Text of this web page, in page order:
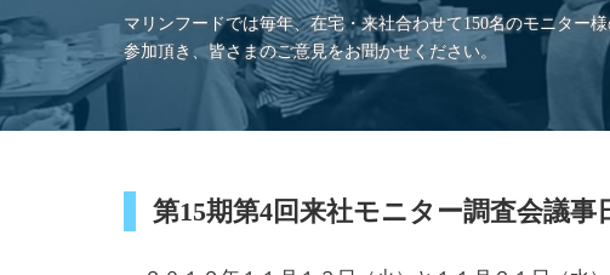
マリンフードでは毎年、在宅・来社合わせて150名のモニター
参加頂き、皆さまのご意見をお聞かせください。
第15期第4回来社モニター調査会議事